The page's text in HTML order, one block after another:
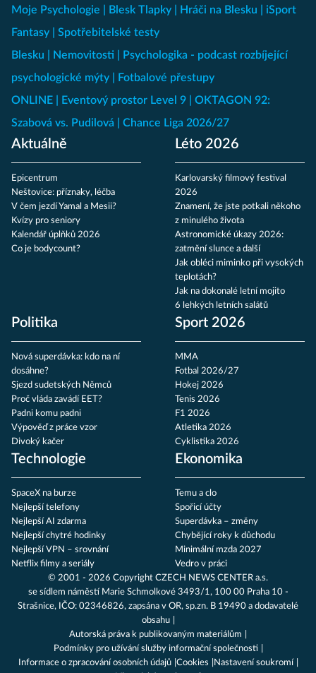
Moje Psychologie Blesk Tlapky Hráči na Blesku
iSport
Fantasy
Spotřebitelské testy
Blesku
Nemovitosti
Psychologika - podcast rozbíjející
psychologické mýty
Fotbalové přestupy
ONLINE
Eventový prostor Level 9
OKTAGON 92:
Szabová vs. Pudilová
Chance Liga 2026/27
Aktuálně
Epicentrum
Neštovice: příznaky, léčba
V čem jezdí Yamal a Mesii?
Kvízy pro seniory
Kalendář úplňků 2026
Co je bodycount?
Léto 2026
Karlovarský filmový festival
2026
Znamení, že jste potkali někoho
z minulého života
Astronomické úkazy 2026:
zatmění slunce a další
Jak obléci miminko při vysokých
teplotách?
Jak na dokonalé letní mojito
6 lehkých letních salátů
Politika
Nová superdávka: kdo na ní
dosáhne?
Sjezd sudetských Němců
Proč vláda zavádí EET?
Padni komu padni
Výpověď z práce vzor
Divoký kačer
Sport 2026
MMA
Fotbal 2026/27
Hokej 2026
Tenis 2026
F1 2026
Atletika 2026
Cyklistika 2026
Technologie
SpaceX na burze
Nejlepší telefony
Nejlepší AI zdarma
Nejlepší chytré hodinky
Nejlepší VPN – srovnání
Netflix filmy a seriály
Ekonomika
Temu a clo
Spořicí účty
Superdávka – změny
Chybějící roky k důchodu
Minimální mzda 2027
Vedro v práci
© 2001 - 2026 Copyright CZECH NEWS CENTER a.s.
se sídlem náměstí Marie Schmolkové 3493/1, 100 00 Praha 10 -
Strašnice, IČO: 02346826, zapsána v OR, sp.zn. B 19490 a dodavatelé
obsahu
Autorská práva k publikovaným materiálům
Podmínky pro užívání služby informační společnosti
Informace o zpracování osobních údajů Cookies
Nastavení soukromí